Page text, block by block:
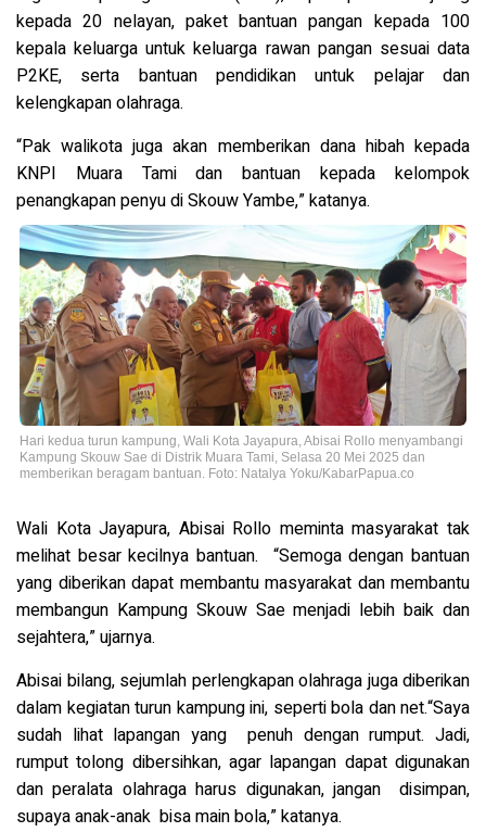
kepada 20 nelayan, paket bantuan pangan kepada 100
kepala keluarga untuk keluarga rawan pangan sesuai data
P2KE, serta bantuan pendidikan untuk pelajar dan
kelengkapan olahraga.
“Pak walikota juga akan memberikan dana hibah kepada
KNPI Muara Tami dan bantuan kepada kelompok
penangkapan penyu di Skouw Yambe,” katanya.
Hari kedua turun kampung, Wali Kota Jayapura, Abisai Rollo menyambangi
Kampung Skouw Sae di Distrik Muara Tami, Selasa 20 Mei 2025 dan
memberikan beragam bantuan. Foto: Natalya Yoku/KabarPapua.co
Wali Kota Jayapura, Abisai Rollo meminta masyarakat tak
melihat besar kecilnya bantuan. “Semoga dengan bantuan
yang diberikan dapat membantu masyarakat dan membantu
membangun Kampung Skouw Sae menjadi lebih baik dan
sejahtera,” ujarnya.
Abisai bilang, sejumlah perlengkapan olahraga juga diberikan
dalam kegiatan turun kampung ini, seperti bola dan net.“Saya
sudah lihat lapangan yang penuh dengan rumput. Jadi,
rumput tolong dibersihkan, agar lapangan dapat digunakan
dan peralata olahraga harus digunakan, jangan disimpan,
supaya anak-anak bisa main bola,” katanya.